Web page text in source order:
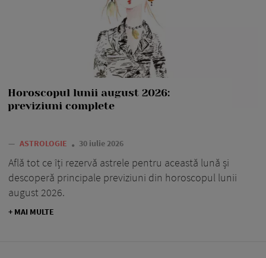
Horoscopul lunii august 2026:
previziuni complete
— ASTROLOGIE 30 iulie 2026
Află tot ce îți rezervă astrele pentru această lună și
descoperă principale previziuni din horoscopul lunii
august 2026.
+ MAI MULTE